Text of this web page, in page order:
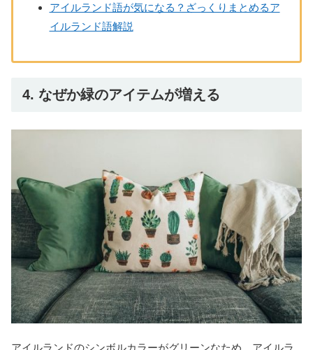
アイルランド語が気になる？ざっくりまとめるア
イルランド語解説
4. なぜか緑のアイテムが増える
アイルランドのシンボルカラーがグリーンなため、アイルラ